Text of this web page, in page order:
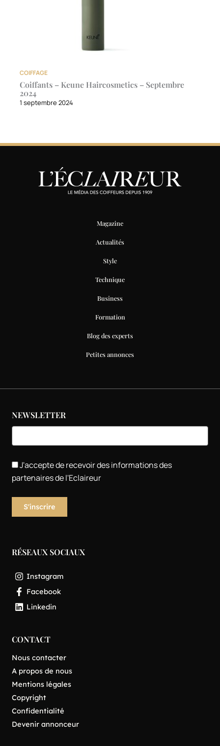
COIFFAGE
Coiffants – Keune Haircosmetics – Septembre
2024
1 septembre 2024
Magazine
Actualités
Style
Technique
Business
Formation
Blog des experts
Petites annonces
NEWSLETTER
J'accepte de recevoir des informations des
partenaires de l'Eclaireur
RÉSEAUX SOCIAUX
Instagram
Facebook
Linkedin
CONTACT
Nous contacter
A propos de nous
Mentions légales
Copyright
Confidentialité
Devenir annonceur